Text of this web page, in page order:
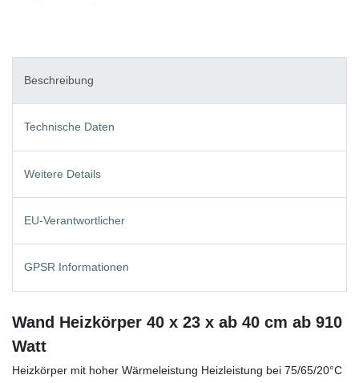
Beschreibung
Technische Daten
Weitere Details
EU-Verantwortlicher
GPSR Informationen
Wand Heizkörper 40 x 23 x ab 40 cm ab 910
Watt
Heizkörper mit hoher Wärmeleistung Heizleistung bei 75/65/20°C